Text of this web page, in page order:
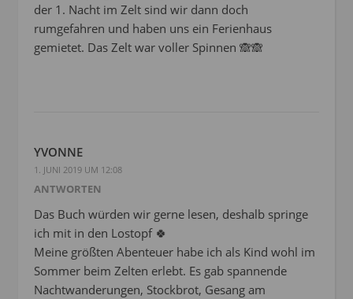
der 1. Nacht im Zelt sind wir dann doch
rumgefahren und haben uns ein Ferienhaus
gemietet. Das Zelt war voller Spinnen 🙈🙈
YVONNE
1. JUNI 2019 UM 12:08
ANTWORTEN
Das Buch würden wir gerne lesen, deshalb springe
ich mit in den Lostopf 🍀
Meine größten Abenteuer habe ich als Kind wohl im
Sommer beim Zelten erlebt. Es gab spannende
Nachtwanderungen, Stockbrot, Gesang am